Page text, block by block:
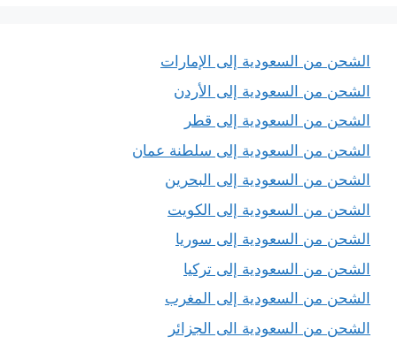
الشحن من السعودية إلى الإمارات
الشحن من السعودية إلى الأردن
الشحن من السعودية إلى قطر
الشحن من السعودية إلى سلطنة عمان
الشحن من السعودية إلى البحرين
الشحن من السعودية إلى الكويت
الشحن من السعودية إلى سوريا
الشحن من السعودية إلى تركيا
الشحن من السعودية إلى المغرب
الشحن من السعودية الى الجزائر